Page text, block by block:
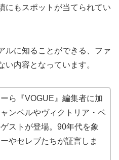
にもスポットが当てられてい
ルに知ることができる、ファ
い内容となっています。
ら『VOGUE』編集者に加
ンベルやヴィクトリア・ベ
ストが登場。90年代を象
やセレブたちが証言しま